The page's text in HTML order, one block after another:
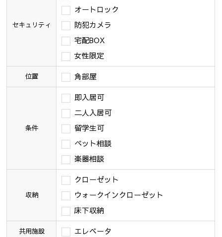
セキュリティ
オートロック
防犯カメラ
宅配BOX
女性限定
位置 角部屋
条件
即入居可
二人入居可
留学生可
ペット相談
楽器相談
収納
クローゼット
ウォークインクローゼット
床下収納
共用施設 エレベータ